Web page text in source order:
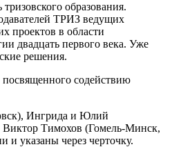
образования.
ТРИЗ ведущих
проектов в области
двадцать первого века. Уже
решения.
содействию
Ингрида и Юлий
Виктор Тимохов (Гомель-Минск,
и указаны через черточку.